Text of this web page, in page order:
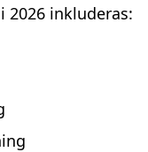
inkluderas: